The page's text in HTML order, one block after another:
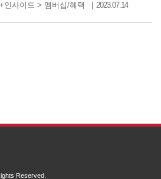
인사이드 > 멤버십/혜택 2023.07.14
Reserved.